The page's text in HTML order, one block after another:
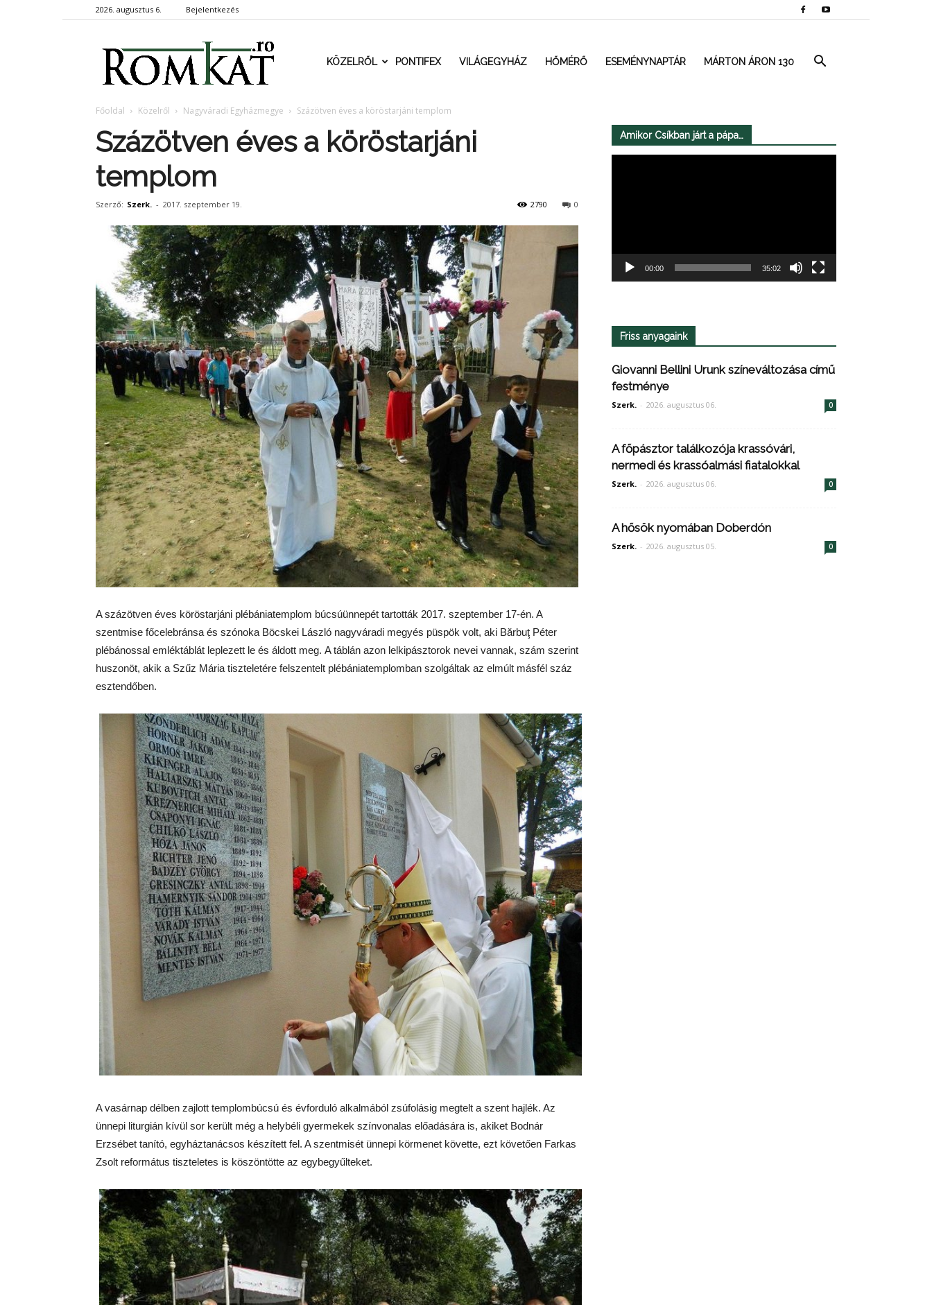
2026. augusztus 6. Bejelentkezés
RomKat.roKÖZELRŐL PONTIFEX VILÁGEGYHÁZ HŐMÉRŐ ESEMÉNYNAPTÁR MÁRTON ÁRON 130
Főoldal Közelről Nagyváradi Egyházmegye Százötven éves a köröstarjáni templom
Százötven éves a köröstarjáni
templom
Szerző: Szerk. - 2017. szeptember 19. 0
2790
A százötven éves köröstarjáni plébániatemplom búcsúünnepét tartották 2017. szeptember 17-én. A
szentmise főcelebránsa és szónoka Böcskei László nagyváradi megyés püspök volt, aki Bărbuţ Péter
plébánossal emléktáblát leplezett le és áldott meg. A táblán azon lelkipásztorok nevei vannak, szám szerint
huszonöt, akik a Szűz Mária tiszteletére felszentelt plébániatemplomban szolgáltak az elmúlt másfél száz
esztendőben.
A vasárnap délben zajlott templombúcsú és évforduló alkalmából zsúfolásig megtelt a szent hajlék. Az
ünnepi liturgián kívül sor került még a helybéli gyermekek színvonalas előadására is, akiket Bodnár
Erzsébet tanító, egyháztanácsos készített fel. A szentmisét ünnepi körmenet követte, ezt követően Farkas
Zsolt református tiszteletes is köszöntötte az egybegyűlteket.
Amikor Csíkban járt a pápa…
00:00 35:02
Friss anyagaink
Giovanni Bellini Urunk színeváltozása című
festménye
Szerk. - 2026. augusztus 06. 0
A főpásztor találkozója krassóvári,
nermedi és krassóalmási fiatalokkal
Szerk. - 2026. augusztus 06. 0
A hősök nyomában Doberdón
Szerk. - 2026. augusztus 05. 0